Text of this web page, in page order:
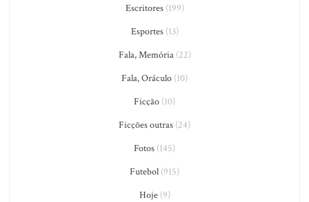
Escritores(199)
Esportes(13)
Fala, Memória(22)
Fala, Oráculo (10)
Ficção (10)
Ficções outras (24)
Fotos (145)
Futebol (915)
Hoje(9)